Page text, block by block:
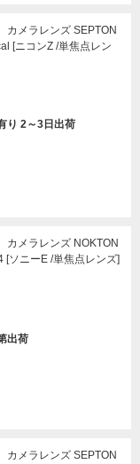
メラレンズ SEPTON
[ニコンZ /単焦点レン
り 2～3日出荷
メラレンズ NOKTON
[ソニーE /単焦点レンズ]
出荷
メラレンズ SEPTON